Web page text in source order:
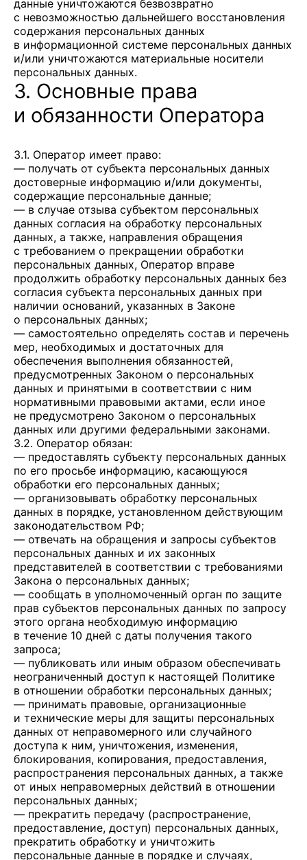
данные уничтожаются безвозвратно
с невозможностью дальнейшего восстановления
содержания персональных данных
в информационной системе персональных данных
и/или уничтожаются материальные носители
персональных данных.
3. Основные права
и обязанности Оператора
3.1. Оператор имеет право:
— получать от субъекта персональных данных
достоверные информацию и/или документы,
содержащие персональные данные;
— в случае отзыва субъектом персональных
данных согласия на обработку персональных
данных, а также, направления обращения
с требованием о прекращении обработки
персональных данных, Оператор вправе
продолжить обработку персональных данных без
согласия субъекта персональных данных при
наличии оснований, указанных в Законе
о персональных данных;
— самостоятельно определять состав и перечень
мер, необходимых и достаточных для
обеспечения выполнения обязанностей,
предусмотренных Законом о персональных
данных и принятыми в соответствии с ним
нормативными правовыми актами, если иное
не предусмотрено Законом о персональных
данных или другими федеральными законами.
3.2. Оператор обязан:
— предоставлять субъекту персональных данных
по его просьбе информацию, касающуюся
обработки его персональных данных;
— организовывать обработку персональных
данных в порядке, установленном действующим
законодательством РФ;
— отвечать на обращения и запросы субъектов
персональных данных и их законных
представителей в соответствии с требованиями
Закона о персональных данных;
— сообщать в уполномоченный орган по защите
прав субъектов персональных данных по запросу
этого органа необходимую информацию
в течение 10 дней с даты получения такого
запроса;
— публиковать или иным образом обеспечивать
неограниченный доступ к настоящей Политике
в отношении обработки персональных данных;
— принимать правовые, организационные
и технические меры для защиты персональных
данных от неправомерного или случайного
доступа к ним, уничтожения, изменения,
блокирования, копирования, предоставления,
распространения персональных данных, а также
от иных неправомерных действий в отношении
персональных данных;
— прекратить передачу (распространение,
предоставление, доступ) персональных данных,
прекратить обработку и уничтожить
персональные данные в порядке и случаях,